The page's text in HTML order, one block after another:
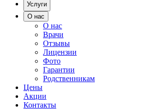
Услуги
О нас
О нас
Врачи
Отзывы
Лицензии
Фото
Гарантии
Родственникам
Цены
Акции
Контакты